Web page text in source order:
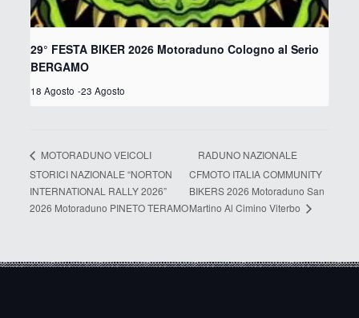
29° FESTA BIKER 2026 Motoraduno Cologno al Serio
BERGAMO
18 Agosto -23 Agosto
MOTORADUNO VEICOLI
STORICI NAZIONALE “NORTON
INTERNATIONAL RALLY 2026”
2026 Motoraduno PINETO TERAMO
RADUNO NAZIONALE
CFMOTO ITALIA COMMUNITY
BIKERS 2026 Motoraduno San
Martino Al Cimino Viterbo